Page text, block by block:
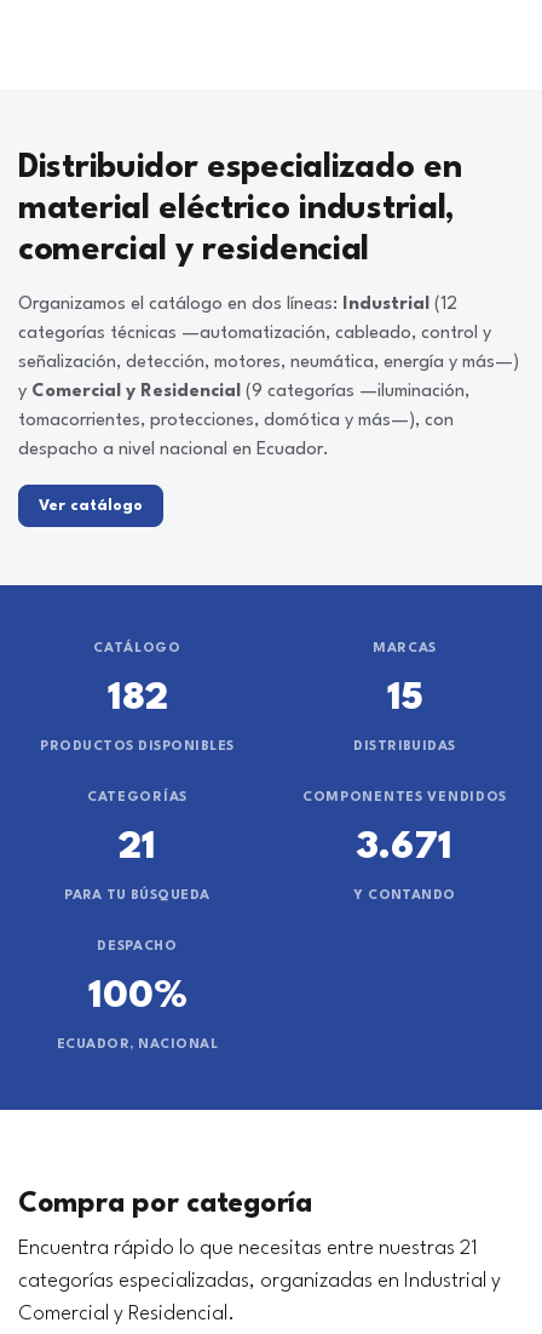
Distribuidor especializado en
material eléctrico industrial,
comercial y residencial
Organizamos el catálogo en dos líneas: Industrial (12
categorías técnicas —automatización, cableado, control y
señalización, detección, motores, neumática, energía y más—)
y Comercial y Residencial (9 categorías —iluminación,
tomacorrientes, protecciones, domótica y más—), con
despacho a nivel nacional en Ecuador.
Ver catálogo
CATÁLOGO
182
PRODUCTOS DISPONIBLES
MARCAS
15
DISTRIBUIDAS
CATEGORÍAS
21
PARA TU BÚSQUEDA
COMPONENTES VENDIDOS
3.671
Y CONTANDO
DESPACHO
100%
ECUADOR, NACIONAL
Compra por categoría
Encuentra rápido lo que necesitas entre nuestras 21
categorías especializadas, organizadas en Industrial y
Comercial y Residencial.